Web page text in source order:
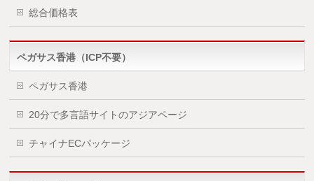
総合価格表
ペガサス香港（ICP不要）
ペガサス香港
20分で多言語サイトのアジアページ
チャイナECパッケージ